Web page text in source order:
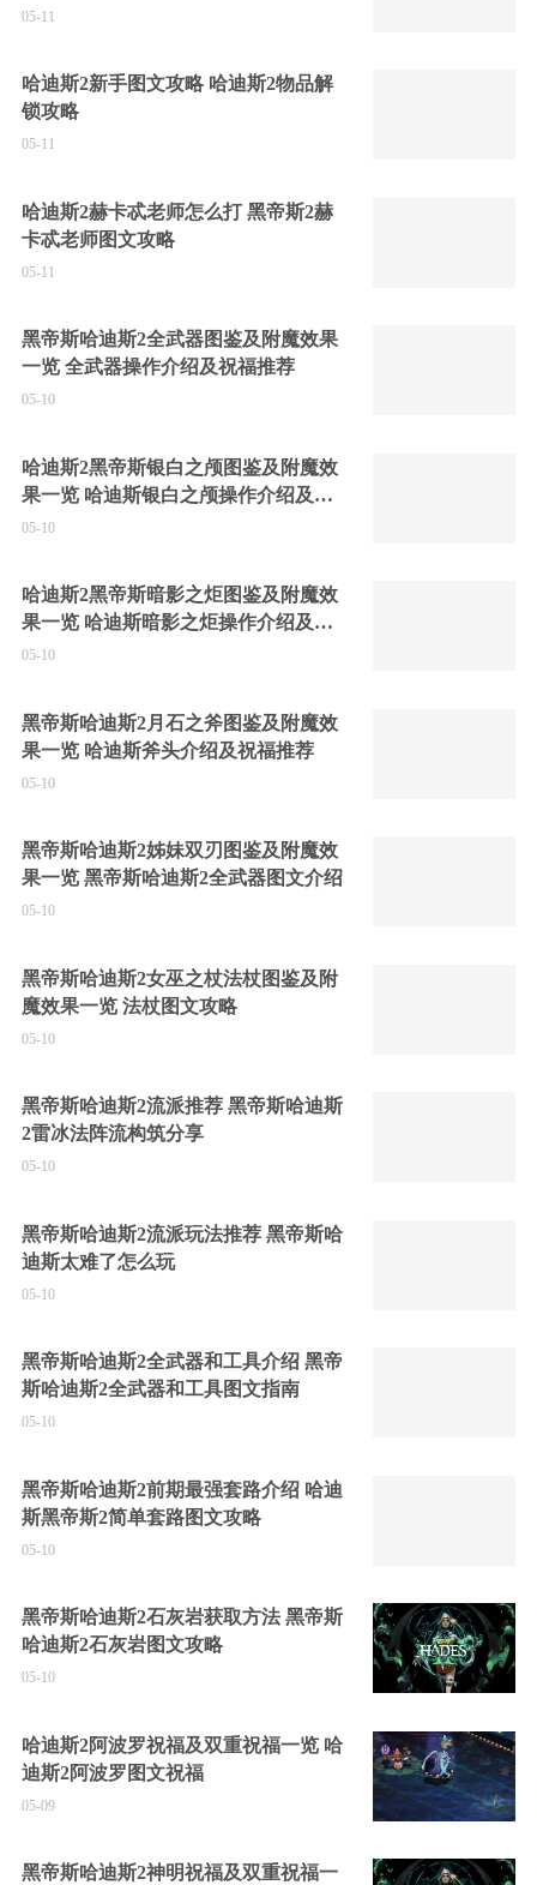
05-11
哈迪斯2新手图文攻略 哈迪斯2物品解
锁攻略
05-11
哈迪斯2赫卡忒老师怎么打 黑帝斯2赫
卡忒老师图文攻略
05-11
黑帝斯哈迪斯2全武器图鉴及附魔效果
一览 全武器操作介绍及祝福推荐
05-10
哈迪斯2黑帝斯银白之颅图鉴及附魔效
果一览 哈迪斯银白之颅操作介绍及祝
福推荐
05-10
哈迪斯2黑帝斯暗影之炬图鉴及附魔效
果一览 哈迪斯暗影之炬操作介绍及祝
福推荐
05-10
黑帝斯哈迪斯2月石之斧图鉴及附魔效
果一览 哈迪斯斧头介绍及祝福推荐
05-10
黑帝斯哈迪斯2姊妹双刃图鉴及附魔效
果一览 黑帝斯哈迪斯2全武器图文介绍
05-10
黑帝斯哈迪斯2女巫之杖法杖图鉴及附
魔效果一览 法杖图文攻略
05-10
黑帝斯哈迪斯2流派推荐 黑帝斯哈迪斯
2雷冰法阵流构筑分享
05-10
黑帝斯哈迪斯2流派玩法推荐 黑帝斯哈
迪斯太难了怎么玩
05-10
黑帝斯哈迪斯2全武器和工具介绍 黑帝
斯哈迪斯2全武器和工具图文指南
05-10
黑帝斯哈迪斯2前期最强套路介绍 哈迪
斯黑帝斯2简单套路图文攻略
05-10
黑帝斯哈迪斯2石灰岩获取方法 黑帝斯
哈迪斯2石灰岩图文攻略
05-10
哈迪斯2阿波罗祝福及双重祝福一览 哈
迪斯2阿波罗图文祝福
05-09
黑帝斯哈迪斯2神明祝福及双重祝福一